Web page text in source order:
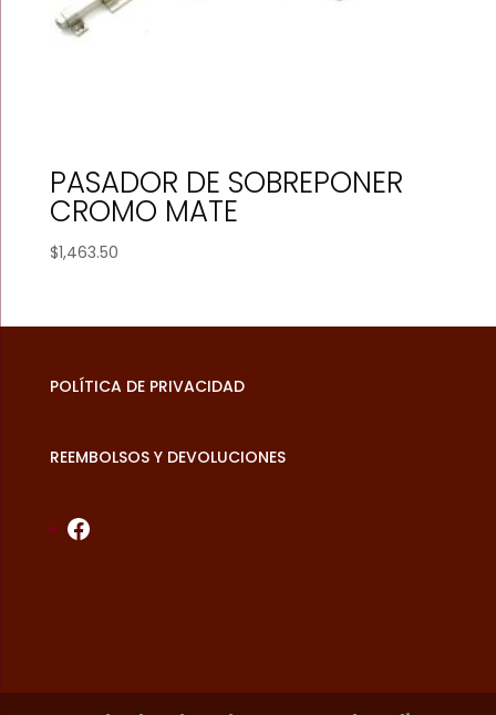
PASADOR DE SOBREPONER
CROMO MATE
$1,463.50
POLÍTICA DE PRIVACIDAD
REEMBOLSOS Y DEVOLUCIONES
Facebook